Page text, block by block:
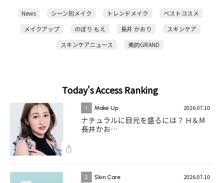
News シーン別メイク トレンドメイク
ベストコスメ
メイクアップ
のぼり もえ 長井 かおり
スキンケア
スキンケアニュース
美的GRAND
Today's Access Ranking
1 Make Up 2026.07.10
ナチュラルに目元を盛るには？ H＆M
長井かお…
2 Skin Care 2026.07.10